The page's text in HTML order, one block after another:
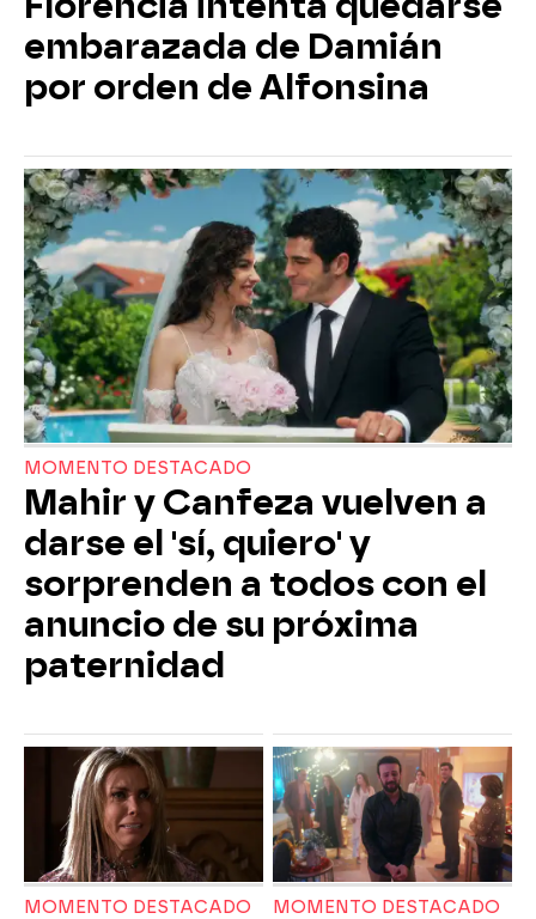
embarazada de Damián
por orden de Alfonsina
MOMENTO DESTACADO
Mahir y Canfeza vuelven a
darse el 'sí, quiero' y
sorprenden a todos con el
anuncio de su próxima
paternidad
MOMENTO DESTACADO MOMENTO DESTACADO